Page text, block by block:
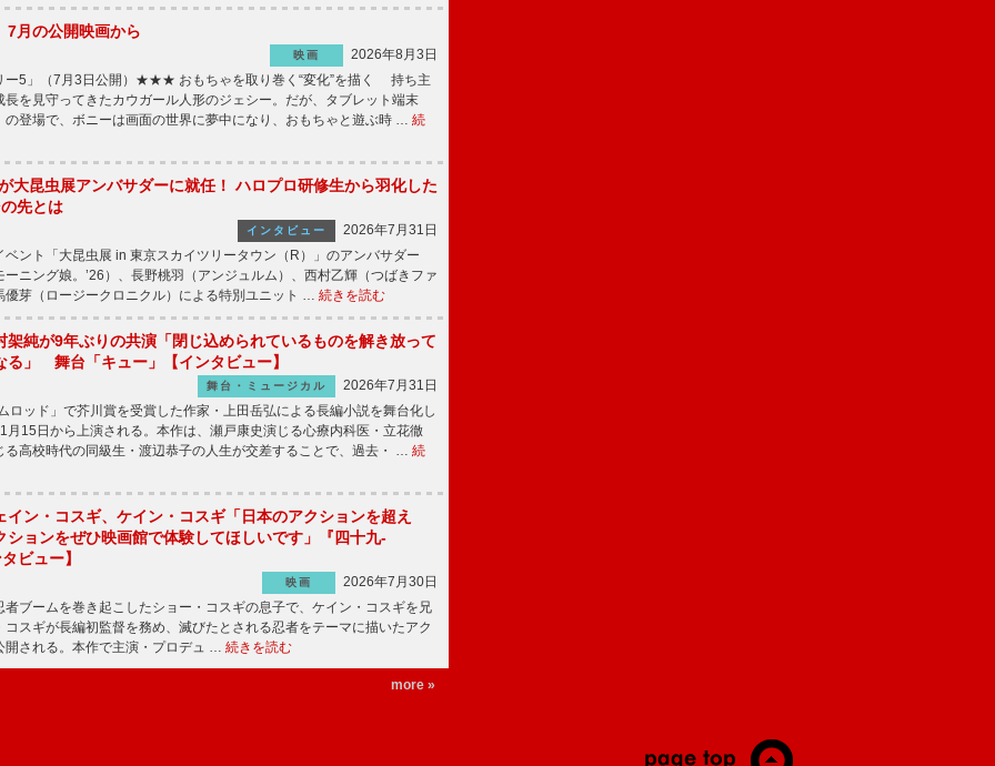
7月の公開映画から
映画
2026年8月3日
ー5」（7月3日公開）★★★ おもちゃを取り巻く“変化”を描く 持ち主
長を見守ってきたカウガール人形のジェシー。だが、タブレット端末
の登場で、ボニーは画面の世界に夢中になり、おもちゃと遊ぶ時 … 続
大昆虫展アンバサダーに就任！ ハロプロ研修生から羽化した
先とは
インタビュー
2026年7月31日
ント「大昆虫展 in 東京スカイツリータウン（R）」のアンバサダー
ーニング娘。’26）、長野桃羽（アンジュルム）、西村乙輝（つばきファ
優芽（ロージークロニクル）による特別ユニット … 続きを読む
架純が9年ぶりの共演「閉じ込められているものを解き放って
る」 舞台「キュー」【インタビュー】
舞台・ミュージカル
2026年7月31日
ッド」で芥川賞を受賞した作家・上田岳弘による長編小説を舞台化し
月15日から上演される。本作は、瀬戸康史演じる心療内科医・立花徹
る高校時代の同級生・渡辺恭子の人生が交差することで、過去・ … 続
イン・コスギ、ケイン・コスギ「日本のアクションを超え
ションをぜひ映画館で体験してほしいです」『四十九-
ビュー】
映画
2026年7月30日
ブームを巻き起こしたショー・コスギの息子で、ケイン・コスギを兄
コスギが長編初監督を務め、滅びたとされる忍者をテーマに描いたアク
される。本作で主演・プロデュ … 続きを読む
more »